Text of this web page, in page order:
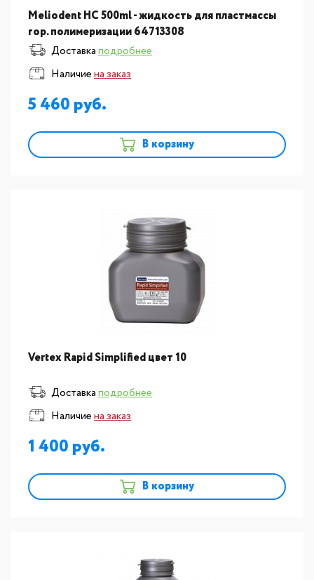
Meliodent HC 500ml - жидкость для пластмассы
гор. полимеризации 64713308
Доставкаподробнее
Наличиена заказ
5 460
В корзину
Vertex Rapid Simplified цвет 10
Доставкаподробнее
Наличиена заказ
1 400
В корзину